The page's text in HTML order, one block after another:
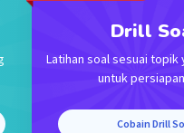
Drill
Latihan soal sesuai topik
untuk
Cobain Drill